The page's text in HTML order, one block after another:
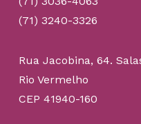
(71) 3240-3326
Rua Jacobina, 64.
Rio Vermelho
CEP 41940-160